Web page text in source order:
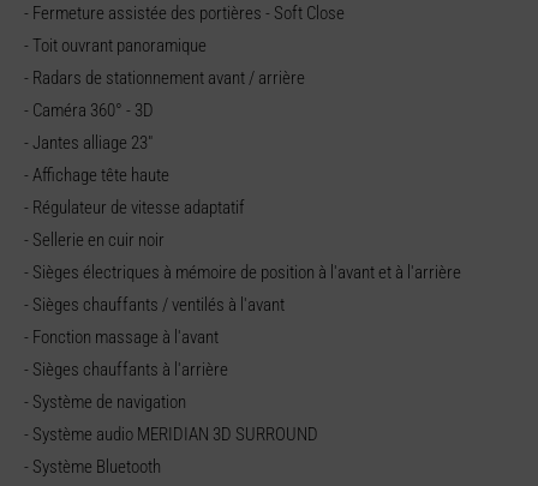
- Fermeture assistée des portières - Soft Close
- Toit ouvrant panoramique
- Radars de stationnement avant / arrière
- Caméra 360° - 3D
- Jantes alliage 23"
- Affichage tête haute
- Régulateur de vitesse adaptatif
- Sellerie en cuir noir
- Sièges électriques à mémoire de position à l'avant et à l'arrière
- Sièges chauffants / ventilés à l'avant
- Fonction massage à l'avant
- Sièges chauffants à l'arrière
- Système de navigation
- Système audio MERIDIAN 3D SURROUND
- Système Bluetooth